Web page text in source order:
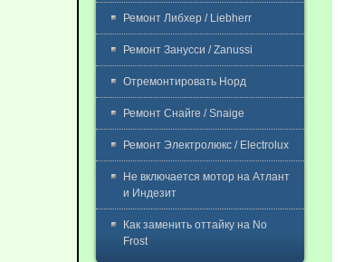
Ремонт Либхер / Liebherr
Ремонт Занусси / Zanussi
Отремонтировать Норд
Ремонт Снайге / Snaige
Ремонт Электролюкс / Electrolux
Не включается мотор на Атлант
и Индезит
Как заменить оттайку на No
Frost